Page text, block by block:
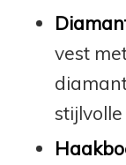
vest